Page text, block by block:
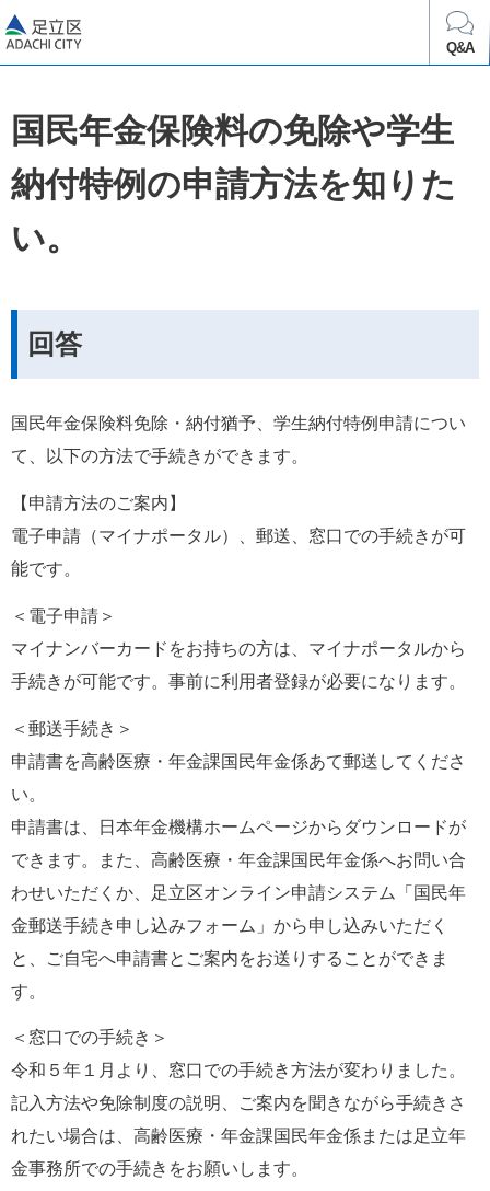
Q&A
国民年金保険料の免除や学生
納付特例の申請方法を知りた
い。
回答
国民年金保険料免除・納付猶予、学生納付特例申請につい
て、以下の方法で手続きができます。
【申請方法のご案内】
電子申請（マイナポータル）、郵送、窓口での手続きが可
能です。
＜電子申請＞
マイナンバーカードをお持ちの方は、マイナポータルから
手続きが可能です。事前に利用者登録が必要になります。
＜郵送手続き＞
申請書を高齢医療・年金課国民年金係あて郵送してくださ
い。
申請書は、日本年金機構ホームページからダウンロードが
できます。また、高齢医療・年金課国民年金係へお問い合
わせいただくか、足立区オンライン申請システム「国民年
金郵送手続き申し込みフォーム」から申し込みいただく
と、ご自宅へ申請書とご案内をお送りすることができま
す。
＜窓口での手続き＞
令和５年１月より、窓口での手続き方法が変わりました。
記入方法や免除制度の説明、ご案内を聞きながら手続きさ
れたい場合は、高齢医療・年金課国民年金係または足立年
金事務所での手続きをお願いします。